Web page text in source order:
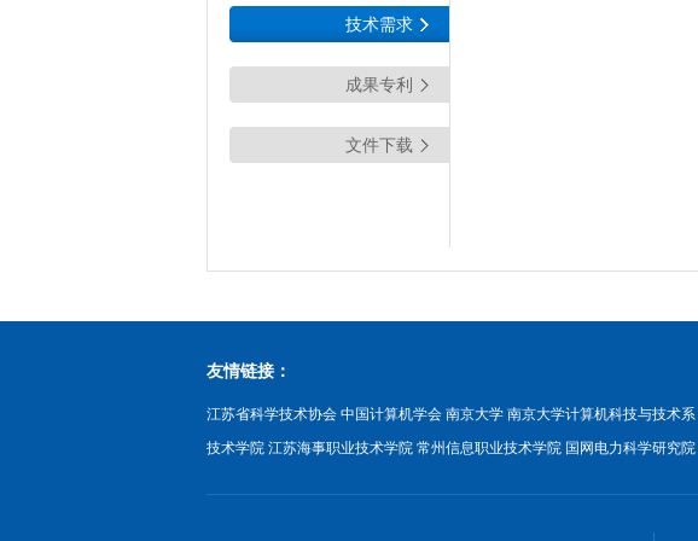
技术需求
成果专利
文件下载
友情链接：
江苏省科学技术协会 中国计算机学会 南京大学 南京大学计算机科技与技术系
技术学院 江苏海事职业技术学院 常州信息职业技术学院 国网电力科学研究院